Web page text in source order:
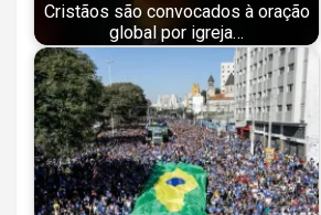
Cristãos são convocados à oração
global por igreja…